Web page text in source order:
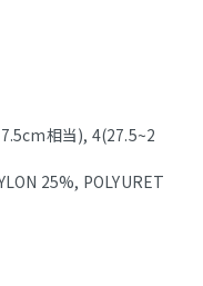
相当), 4(27.5~2
25%, POLYURET